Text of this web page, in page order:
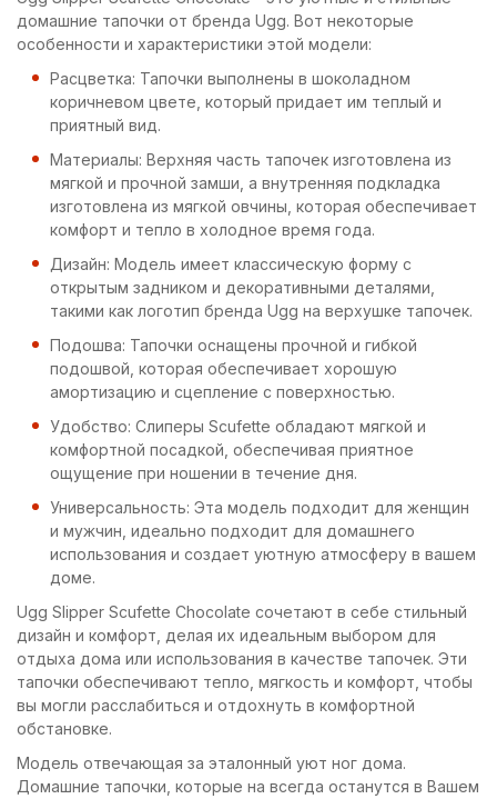
домашние тапочки от бренда Ugg. Вот некоторые
особенности и характеристики этой модели:
Расцветка: Тапочки выполнены в шоколадном
коричневом цвете, который придает им теплый и
приятный вид.
Материалы: Верхняя часть тапочек изготовлена из
мягкой и прочной замши, а внутренняя подкладка
изготовлена из мягкой овчины, которая обеспечивает
комфорт и тепло в холодное время года.
Дизайн: Модель имеет классическую форму с
открытым задником и декоративными деталями,
такими как логотип бренда Ugg на верхушке тапочек.
Подошва: Тапочки оснащены прочной и гибкой
подошвой, которая обеспечивает хорошую
амортизацию и сцепление с поверхностью.
Удобство: Слиперы Scufette обладают мягкой и
комфортной посадкой, обеспечивая приятное
ощущение при ношении в течение дня.
Универсальность: Эта модель подходит для женщин
и мужчин, идеально подходит для домашнего
использования и создает уютную атмосферу в вашем
доме.
Ugg Slipper Scufette Chocolate сочетают в себе стильный
дизайн и комфорт, делая их идеальным выбором для
отдыха дома или использования в качестве тапочек. Эти
тапочки обеспечивают тепло, мягкость и комфорт, чтобы
вы могли расслабиться и отдохнуть в комфортной
обстановке.
Модель отвечающая за эталонный уют ног дома.
Домашние тапочки, которые на всегда останутся в Вашем